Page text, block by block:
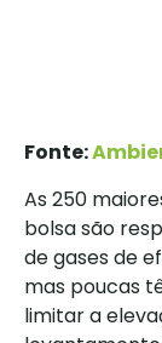
Fonte:
As 250
bolsa são
de gases de
mas poucas
limitar a